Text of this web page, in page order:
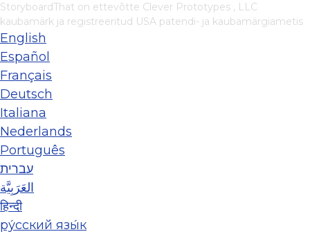
StoryboardThat on ettevõtte Clever Prototypes , LLC
kaubamärk ja registreeritud USA patendi- ja kaubamärgiametis
English
Español
Français
Deutsch
Italiana
Nederlands
Português
עברית
العَرَبِيَّة
हिन्दी
ру́сский язы́к